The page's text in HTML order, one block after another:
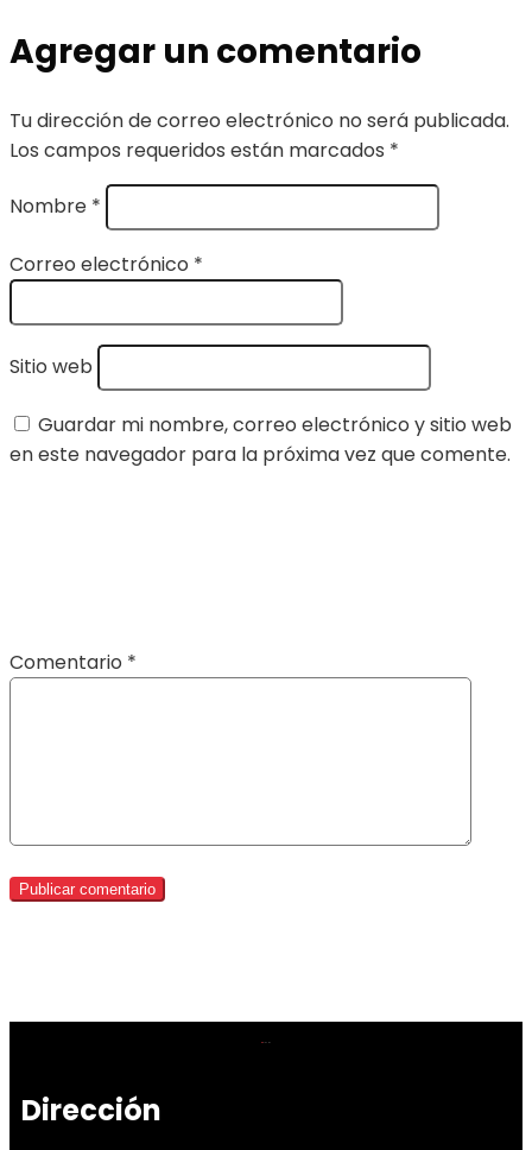
Agregar un comentario
Tu dirección de correo electrónico no será publicada.
Los campos requeridos están marcados *
Nombre *
Correo electrónico *
Sitio web
Guardar mi nombre, correo electrónico y sitio web
en este navegador para la próxima vez que comente.
Comentario *
Dirección